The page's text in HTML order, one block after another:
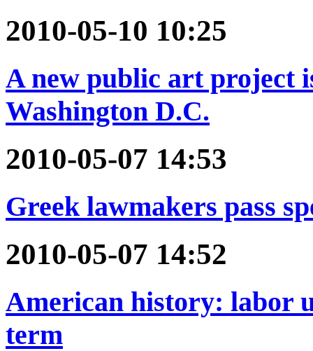
2010-05-10 10:25
A new public art project
Washington D.C.
2010-05-07 14:53
Greek lawmakers pass
2010-05-07 14:52
American history: labor
term